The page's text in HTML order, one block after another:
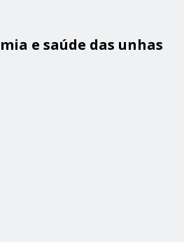
e saúde das unhas